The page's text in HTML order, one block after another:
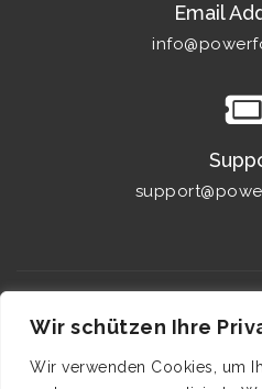
Wir schützen Ihre
Wir verwenden Cookies, um
Email
© 2026.powerfox